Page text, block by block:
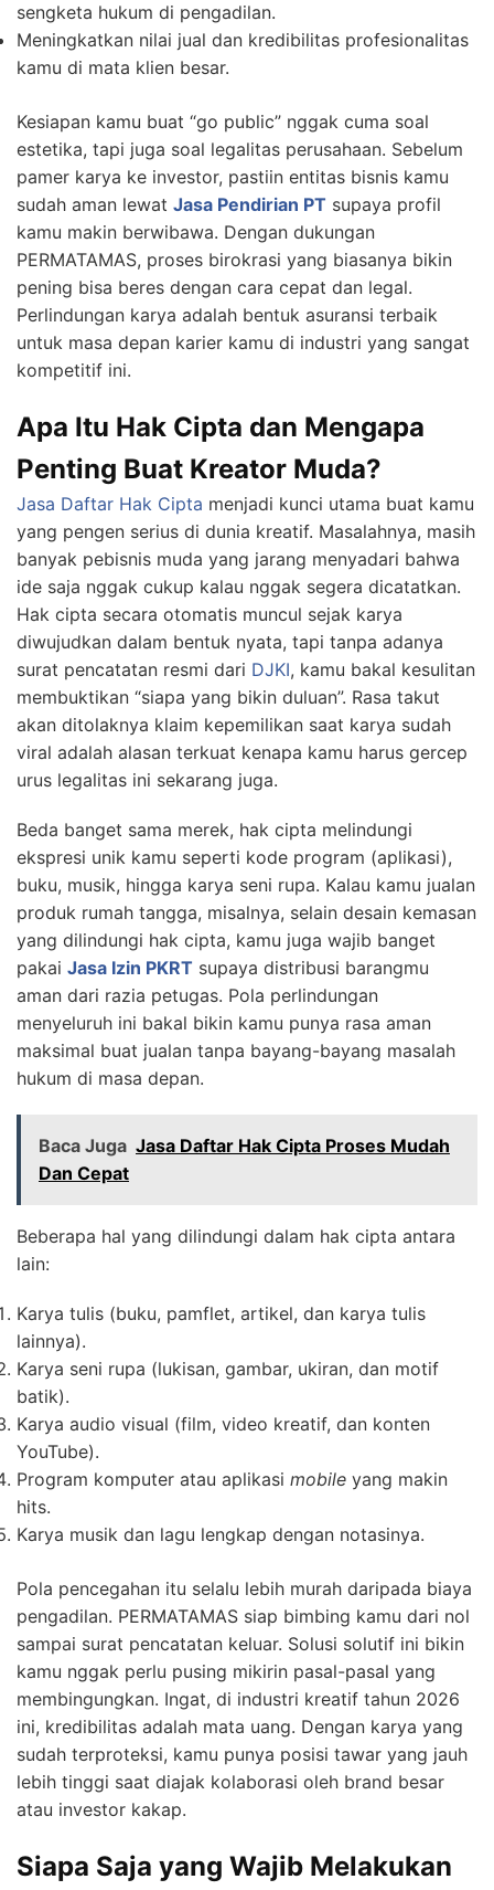
sengketa hukum di pengadilan.
Meningkatkan nilai jual dan kredibilitas profesionalitas
kamu di mata klien besar.
Kesiapan kamu buat “go public” nggak cuma soal
estetika, tapi juga soal legalitas perusahaan. Sebelum
pamer karya ke investor, pastiin entitas bisnis kamu
sudah aman lewat Jasa Pendirian PT supaya profil
kamu makin berwibawa. Dengan dukungan
PERMATAMAS, proses birokrasi yang biasanya bikin
pening bisa beres dengan cara cepat dan legal.
Perlindungan karya adalah bentuk asuransi terbaik
untuk masa depan karier kamu di industri yang sangat
kompetitif ini.
Apa Itu Hak Cipta dan Mengapa
Penting Buat Kreator Muda?
Jasa Daftar Hak Cipta menjadi kunci utama buat kamu
yang pengen serius di dunia kreatif. Masalahnya, masih
banyak pebisnis muda yang jarang menyadari bahwa
ide saja nggak cukup kalau nggak segera dicatatkan.
Hak cipta secara otomatis muncul sejak karya
diwujudkan dalam bentuk nyata, tapi tanpa adanya
surat pencatatan resmi dari DJKI, kamu bakal kesulitan
membuktikan “siapa yang bikin duluan”. Rasa takut
akan ditolaknya klaim kepemilikan saat karya sudah
viral adalah alasan terkuat kenapa kamu harus gercep
urus legalitas ini sekarang juga.
Beda banget sama merek, hak cipta melindungi
ekspresi unik kamu seperti kode program (aplikasi),
buku, musik, hingga karya seni rupa. Kalau kamu jualan
produk rumah tangga, misalnya, selain desain kemasan
yang dilindungi hak cipta, kamu juga wajib banget
pakai Jasa Izin PKRT supaya distribusi barangmu
aman dari razia petugas. Pola perlindungan
menyeluruh ini bakal bikin kamu punya rasa aman
maksimal buat jualan tanpa bayang-bayang masalah
hukum di masa depan.
Baca Juga Jasa Daftar Hak Cipta Proses Mudah
Dan Cepat
Beberapa hal yang dilindungi dalam hak cipta antara
lain:
Karya tulis (buku, pamflet, artikel, dan karya tulis
lainnya).
Karya seni rupa (lukisan, gambar, ukiran, dan motif
batik).
Karya audio visual (film, video kreatif, dan konten
YouTube).
Program komputer atau aplikasi mobile yang makin
hits.
Karya musik dan lagu lengkap dengan notasinya.
Pola pencegahan itu selalu lebih murah daripada biaya
pengadilan. PERMATAMAS siap bimbing kamu dari nol
sampai surat pencatatan keluar. Solusi solutif ini bikin
kamu nggak perlu pusing mikirin pasal-pasal yang
membingungkan. Ingat, di industri kreatif tahun 2026
ini, kredibilitas adalah mata uang. Dengan karya yang
sudah terproteksi, kamu punya posisi tawar yang jauh
lebih tinggi saat diajak kolaborasi oleh brand besar
atau investor kakap.
Siapa Saja yang Wajib Melakukan